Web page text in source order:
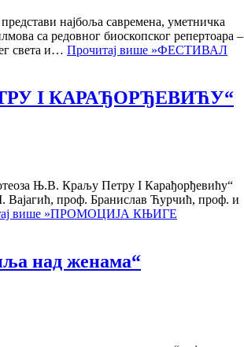
најбоља савремена, уметничка
са редовног биоскопског репертоара –
света и… Прочитај више »ФЕСТИВАЛ
I КАРАЂОРЂЕВИЋУ“
Њ.В. Краљу Петру I Карађорђевићу“
Вајагић, проф. Бранислав Ћурчић, проф. и
више »ПРОМОЦИЈА КЊИГЕ
над женама“